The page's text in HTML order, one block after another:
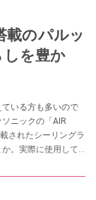
載のパルッ
しを豊か
いる方も多いので
ニックの「AIR
されたシーリングラ
。実際に使用して